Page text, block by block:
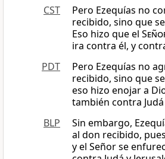
CST
Pero Ezequías no
recibido, sino que
Eso hizo que el
ira contra él, y
PDT
Pero Ezequías no
recibido, sino que
eso hizo enojar a
también contra
BLP
Sin embargo,
al don recibido,
y el Señor se